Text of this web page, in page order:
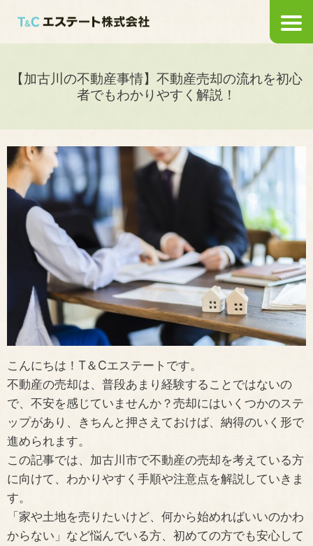
【加古川の不動産事情】不動産売却の流れを初心
者でもわかりやすく解説！
こんにちは！T＆Cエステートです。
不動産の売却は、普段あまり経験することではないの
で、不安を感じていませんか？売却にはいくつかのステ
ップがあり、きちんと押さえておけば、納得のいく形で
進められます。
この記事では、加古川市で不動産の売却を考えている方
に向けて、わかりやすく手順や注意点を解説していきま
す。
「家や土地を売りたいけど、何から始めればいいのかわ
からない」など悩んでいる方、初めての方でも安心して